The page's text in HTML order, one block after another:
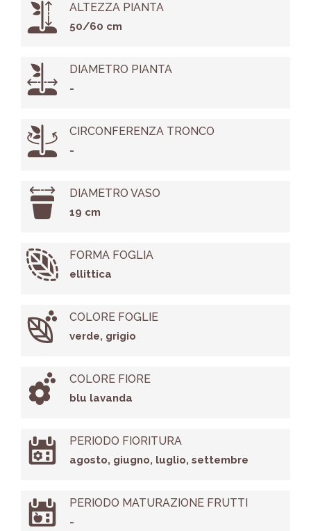
ALTEZZA PIANTA
50/60 cm
DIAMETRO PIANTA
-
CIRCONFERENZA TRONCO
-
DIAMETRO VASO
19 cm
FORMA FOGLIA
ellittica
COLORE FOGLIE
verde, grigio
COLORE FIORE
blu lavanda
PERIODO FIORITURA
agosto, giugno, luglio, settembre
PERIODO MATURAZIONE FRUTTI
-